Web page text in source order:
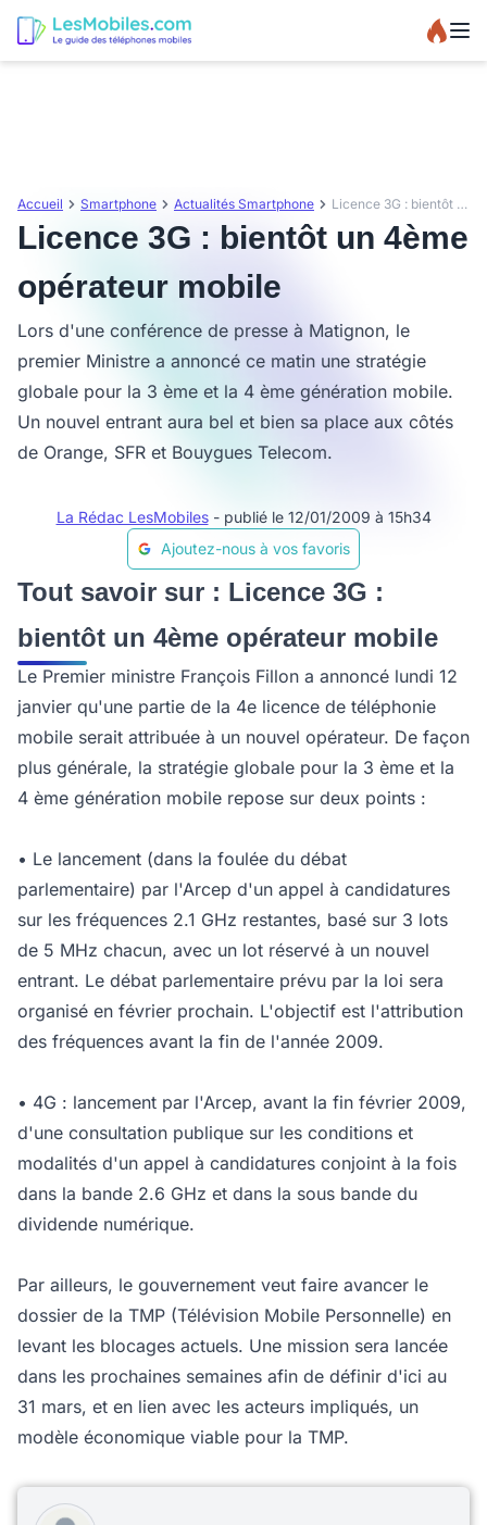
Accueil Smartphone Actualités Smartphone Licence 3G : bientôt un 4ème opérateur mobile
Licence 3G : bientôt un 4ème
opérateur mobile
Lors d'une conférence de presse à Matignon, le
premier Ministre a annoncé ce matin une stratégie
globale pour la 3 ème et la 4 ème génération mobile.
Un nouvel entrant aura bel et bien sa place aux côtés
de Orange, SFR et Bouygues Telecom.
La Rédac LesMobiles - publié le 12/01/2009 à 15h34
Ajoutez-nous à vos favoris
Tout savoir sur : Licence 3G :
bientôt un 4ème opérateur mobile
Le Premier ministre François Fillon a annoncé lundi 12
janvier qu'une partie de la 4e licence de téléphonie
mobile serait attribuée à un nouvel opérateur. De façon
plus générale, la stratégie globale pour la 3 ème et la
4 ème génération mobile repose sur deux points :
• Le lancement (dans la foulée du débat
parlementaire) par l'Arcep d'un appel à candidatures
sur les fréquences 2.1 GHz restantes, basé sur 3 lots
de 5 MHz chacun, avec un lot réservé à un nouvel
entrant. Le débat parlementaire prévu par la loi sera
organisé en février prochain. L'objectif est l'attribution
des fréquences avant la fin de l'année 2009.
• 4G : lancement par l'Arcep, avant la fin février 2009,
d'une consultation publique sur les conditions et
modalités d'un appel à candidatures conjoint à la fois
dans la bande 2.6 GHz et dans la sous bande du
dividende numérique.
Par ailleurs, le gouvernement veut faire avancer le
dossier de la TMP (Télévision Mobile Personnelle) en
levant les blocages actuels. Une mission sera lancée
dans les prochaines semaines afin de définir d'ici au
31 mars, et en lien avec les acteurs impliqués, un
modèle économique viable pour la TMP.